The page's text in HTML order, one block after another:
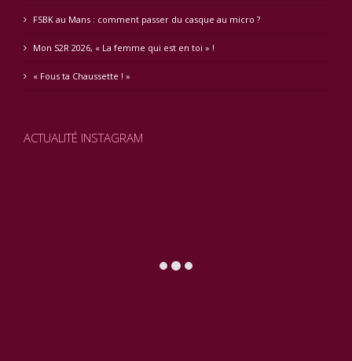
FSBK au Mans : comment passer du casque au micro ?
Mon S2R 2026, « La femme qui est en toi » !
« Fous ta Chaussette ! »
ACTUALITÉ INSTAGRAM